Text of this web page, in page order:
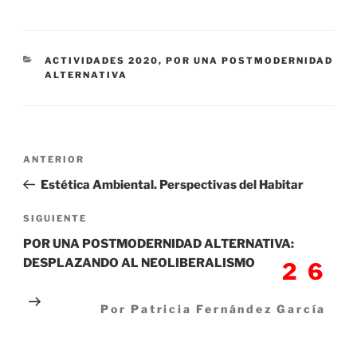
CATEGORÍAS
ACTIVIDADES 2020,POR UNA POSTMODERNIDAD
ALTERNATIVA
Navegación
entradas
Entrada
anterior:
ANTERIOR
Estética Ambiental. Perspectivas del Habitar
Siguiente
entrada
SIGUIENTE
POR UNA POSTMODERNIDAD ALTERNATIVA:
DESPLAZANDO AL NEOLIBERALISMO
26
Por Patricia Fernández García